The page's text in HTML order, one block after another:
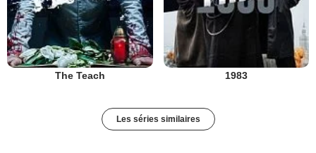
The Teach 1983
Les séries similaires